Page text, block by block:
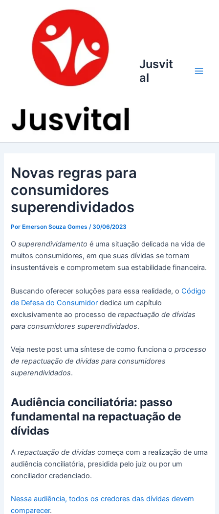
Jusvit
al
Novas regras para
consumidores
superendividados
PorEmerson Souza Gomes /30/06/2023
Osuperendividamento é uma situação delicada na vida de
muitos consumidores, em que suas dívidas se tornam
insustentáveis e comprometem sua estabilidade financeira.
Buscando oferecer soluções para essa realidade, oCódigo
de Defesa do Consumidor dedica um capítulo
exclusivamente ao processo derepactuação de dívidas
para consumidores superendividados.
Veja neste post uma síntese de como funciona oprocesso
de repactuação de dívidas para consumidores
superendividados.
Audiência conciliatória: passo
fundamental na repactuação de
dívidas
Arepactuação de dívidas começa com a realização de uma
audiência conciliatória, presidida pelo juiz ou por um
conciliador credenciado.
Nessa audiência, todos os credores das dívidas devem
comparecer.